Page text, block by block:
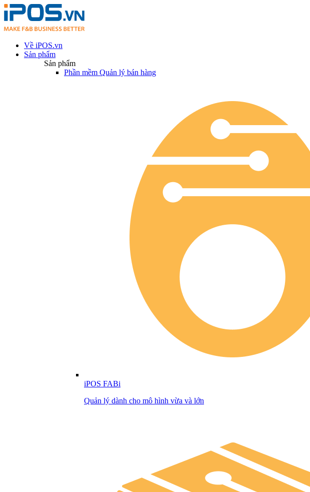
Về iPOS.vn
Sản phẩm
Sản phẩm
Phần mềm Quản lý bán hàng
iPOS FABi
Quản lý dành cho mô hình vừa và lớn